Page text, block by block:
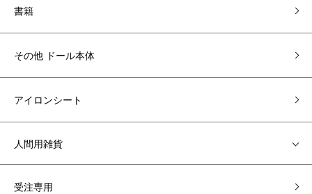
書籍
その他 ドール本体
アイロンシート
人間用雑貨
受注専用